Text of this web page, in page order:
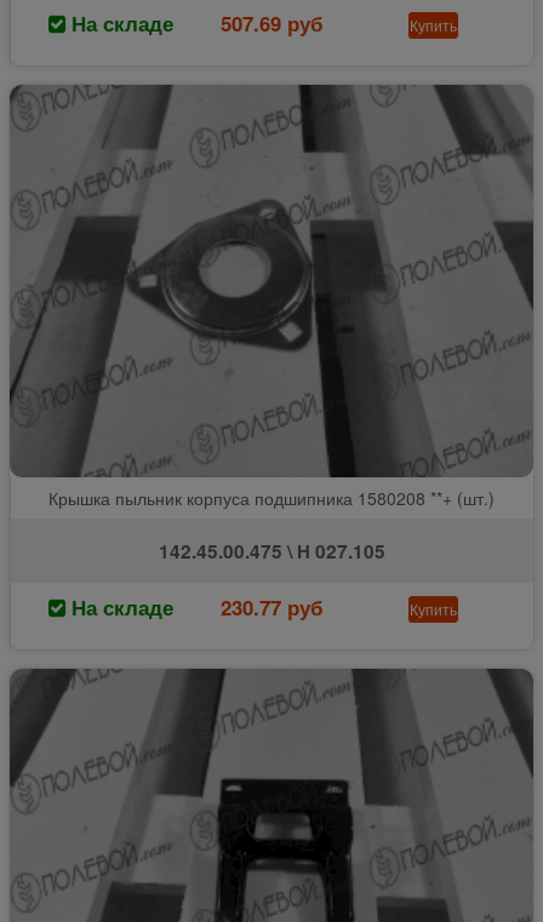
На складе 507.69 руб Купить
Крышка пыльник корпуса подшипника 1580208 **+ (шт.)
142.45.00.475 \ Н 027.105
На складе 230.77 руб Купить